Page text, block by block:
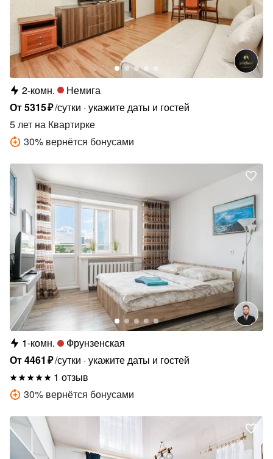
2-комн.
Немига
От5315₽/сутки укажите даты и гостей
5 лет на Квартирке
30% вернётся бонусами
1-комн.
Фрунзенская
От4461 ₽/сутки укажите даты и гостей
1 отзыв
30% вернётся бонусами